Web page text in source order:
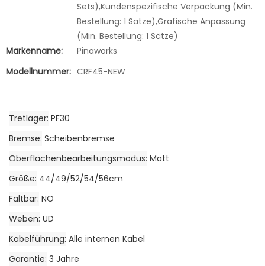
Sets),Kundenspezifische Verpackung (Min.
Bestellung: 1 Sätze),Grafische Anpassung
(Min. Bestellung: 1 Sätze)
Markenname:
Pinaworks
Modellnummer: CRF45-NEW
Tretlager PF30
Bremse Scheibenbremse
Oberflächenbearbeitungsmodus Matt
Größe 44/49/52/54/56cm
Faltbar NO
Weben UD
Kabelführung Alle internen Kabel
Garantie 3 Jahre